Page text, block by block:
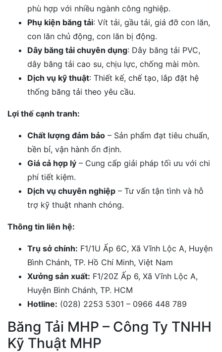
phù hợp với nhiều ngành công nghiệp.
Phụ kiện băng tải: Vít tải, gầu tải, giá đỡ con lăn,
con lăn chủ động, con lăn bị động.
Dây băng tải chuyên dụng: Dây băng tải PVC,
dây băng tải cao su, chịu lực, chống mài mòn.
Dịch vụ kỹ thuật: Thiết kế, chế tạo, lắp đặt hệ
thống băng tải theo yêu cầu.
Lợi thế cạnh tranh:
Chất lượng đảm bảo – Sản phẩm đạt tiêu chuẩn,
bền bỉ, vận hành ổn định.
Giá cả hợp lý – Cung cấp giải pháp tối ưu với chi
phí tiết kiệm.
Dịch vụ chuyên nghiệp – Tư vấn tận tình và hỗ
trợ kỹ thuật nhanh chóng.
Thông tin liên hệ:
Trụ sở chính: F1/1U Ấp 6C, Xã Vĩnh Lộc A, Huyện
Bình Chánh, TP. Hồ Chí Minh, Việt Nam
Xưởng sản xuất: F1/20Z Ấp 6, Xã Vĩnh Lộc A,
Huyện Bình Chánh, TP. HCM
Hotline: (028) 2253 5301 – 0966 448 789
Băng Tải MHP – Công Ty TNHH
Kỹ Thuật MHP